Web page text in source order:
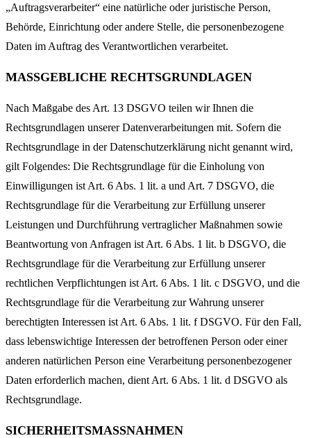
„Auftragsverarbeiter“ eine natürliche oder juristische Person,
Behörde, Einrichtung oder andere Stelle, die personenbezogene
Daten im Auftrag des Verantwortlichen verarbeitet.
MASSGEBLICHE RECHTSGRUNDLAGEN
Nach Maßgabe des Art. 13 DSGVO teilen wir Ihnen die
Rechtsgrundlagen unserer Datenverarbeitungen mit. Sofern die
Rechtsgrundlage in der Datenschutzerklärung nicht genannt wird,
gilt Folgendes: Die Rechtsgrundlage für die Einholung von
Einwilligungen ist Art. 6 Abs. 1 lit. a und Art. 7 DSGVO, die
Rechtsgrundlage für die Verarbeitung zur Erfüllung unserer
Leistungen und Durchführung vertraglicher Maßnahmen sowie
Beantwortung von Anfragen ist Art. 6 Abs. 1 lit. b DSGVO, die
Rechtsgrundlage für die Verarbeitung zur Erfüllung unserer
rechtlichen Verpflichtungen ist Art. 6 Abs. 1 lit. c DSGVO, und die
Rechtsgrundlage für die Verarbeitung zur Wahrung unserer
berechtigten Interessen ist Art. 6 Abs. 1 lit. f DSGVO. Für den Fall,
dass lebenswichtige Interessen der betroffenen Person oder einer
anderen natürlichen Person eine Verarbeitung personenbezogener
Daten erforderlich machen, dient Art. 6 Abs. 1 lit. d DSGVO als
Rechtsgrundlage.
SICHERHEITSMASSNAHMEN